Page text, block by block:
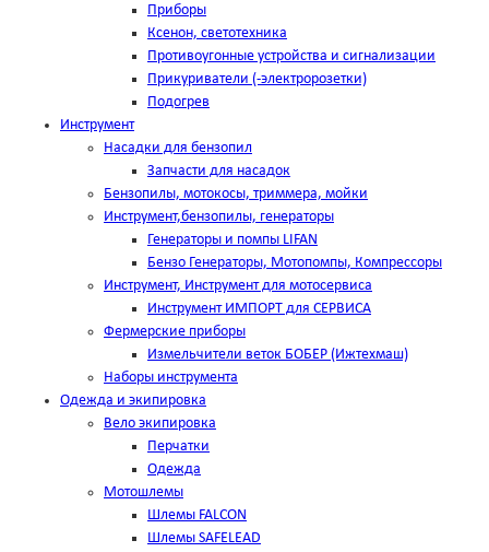
Приборы
Ксенон, светотехника
Противоугонные устройства и сигнализации
Прикуриватели (-электророзетки)
Подогрев
Инструмент
Насадки для бензопил
Запчасти для насадок
Бензопилы, мотокосы, триммера, мойки
Инструмент,бензопилы, генераторы
Генераторы и помпы LIFAN
Бензо Генераторы, Мотопомпы, Компрессоры
Инструмент, Инструмент для мотосервиса
Инструмент ИМПОРТ для СЕРВИСА
Фермерские приборы
Измельчители веток БОБЕР (Ижтехмаш)
Наборы инструмента
Одежда и экипировка
Вело экипировка
Перчатки
Одежда
Мотошлемы
Шлемы FALCON
Шлемы SAFELEAD